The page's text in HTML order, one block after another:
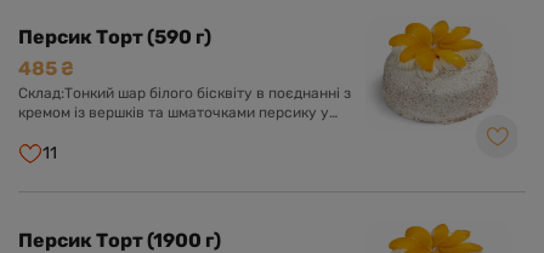
Персик Торт (590 г)
485 ₴
Склад:Тонкий шар білого бісквіту в поєднанні з
кремом із вершків та шматочками персику у
кремом із вершків та прикрашений шматочками
11
Персик Торт (1900 г)